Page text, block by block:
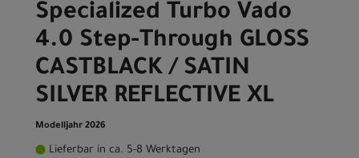
Specialized Turbo Vado
4.0 Step-Through GLOSS
CASTBLACK / SATIN
SILVER REFLECTIVE XL
Modelljahr 2026
Lieferbar in ca. 5-8 Werktagen